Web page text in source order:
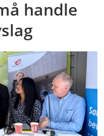
handle